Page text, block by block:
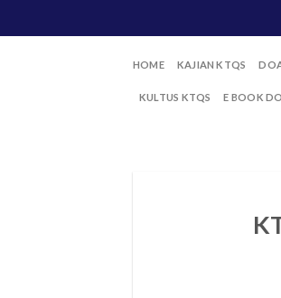
to
HOME KAJIAN KTQS
KULTUS KTQS E BOOK